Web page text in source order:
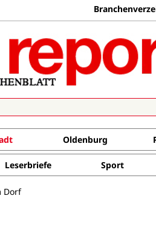
Oldenburg
Leserbriefe Sport
Dorf